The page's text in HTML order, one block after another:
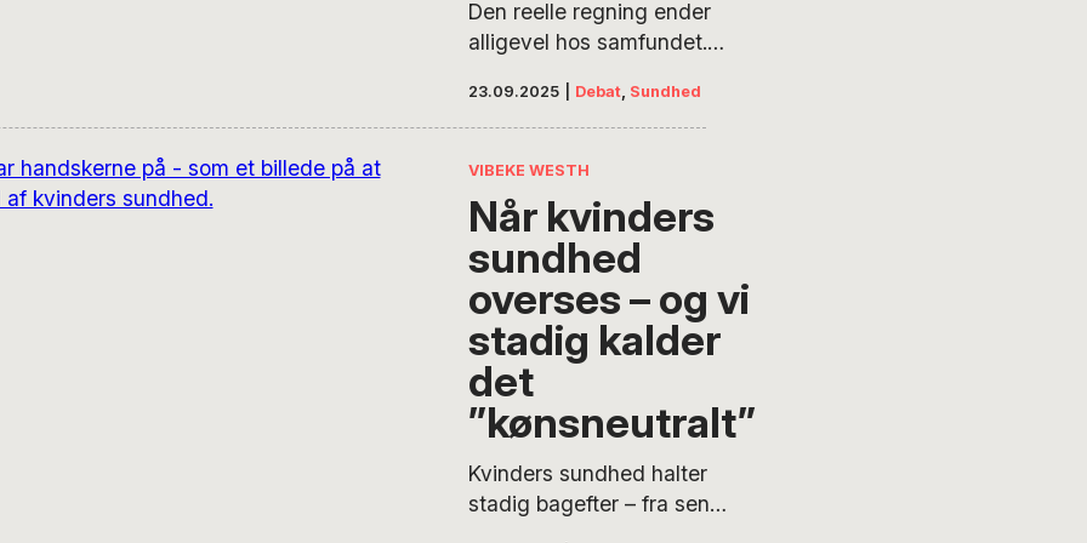
ikke kun den enkelte. Også
familier og arbejdspladser
betaler prisen i form af
Trevor Madsen.
Den reelle regning ender
alligevel hos samfundet.
ligestilles med fysisk
sundhed, så forebyggelse og
behandling bliver et fælles
ansvar – ikke en luksus for de
få.
23.09.2025 Debat, Sundhed
VIBEKE WESTH
Når kvinders
sundhed
overses – og vi
stadig kalder
det
”kønsneutralt”
Kvinders sundhed halter
stadig bagefter – fra sen